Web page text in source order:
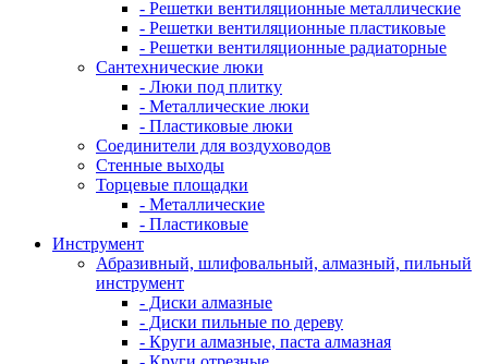
- Решетки вентиляционные металлические
- Решетки вентиляционные пластиковые
- Решетки вентиляционные радиаторные
Сантехнические люки
- Люки под плитку
- Металлические люки
- Пластиковые люки
Соединители для воздуховодов
Стенные выходы
Торцевые площадки
- Металлические
- Пластиковые
Инструмент
Абразивный, шлифовальный, алмазный, пильный
инструмент
- Диски алмазные
- Диски пильные по дереву
- Круги алмазные, паста алмазная